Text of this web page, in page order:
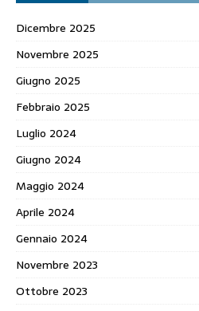
Dicembre 2025
Novembre 2025
Giugno 2025
Febbraio 2025
Luglio 2024
Giugno 2024
Maggio 2024
Aprile 2024
Gennaio 2024
Novembre 2023
Ottobre 2023